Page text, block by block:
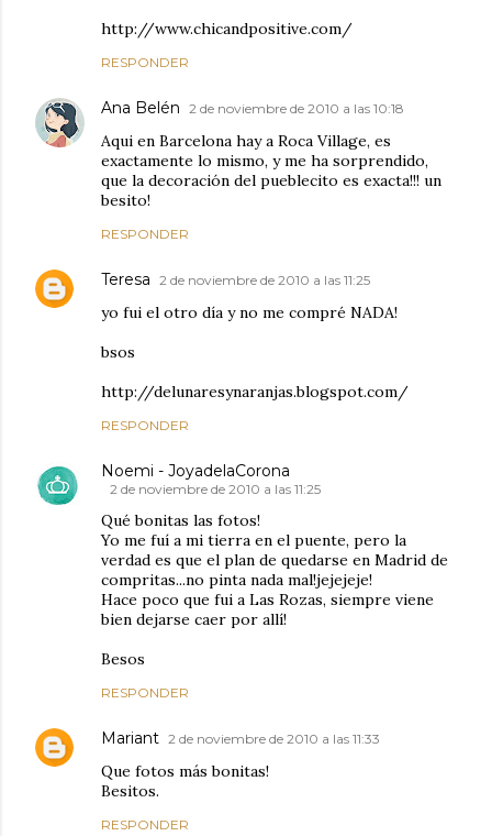
http://www.chicandpositive.com/
RESPONDER
Ana Belén 2 de noviembre de 2010 a las 10:18
Aqui en Barcelona hay a Roca Village, es
exactamente lo mismo, y me ha sorprendido,
que la decoración del pueblecito es exacta!!! un
besito!
RESPONDER
Teresa 2 de noviembre de 2010 a las 11:25
yo fui el otro día y no me compré NADA!
bsos
http://delunaresynaranjas.blogspot.com/
RESPONDER
Noemi - JoyadelaCorona
2 de noviembre de 2010 a las 11:25
Qué bonitas las fotos!
Yo me fuí a mi tierra en el puente, pero la
verdad es que el plan de quedarse en Madrid de
compritas...no pinta nada mal!jejejeje!
Hace poco que fui a Las Rozas, siempre viene
bien dejarse caer por allí!
Besos
RESPONDER
Mariant 2 de noviembre de 2010 a las 11:33
Que fotos más bonitas!
Besitos.
RESPONDER